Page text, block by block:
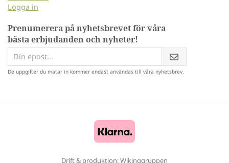
Logga in
Prenumerera på nyhetsbrevet för våra
bästa erbjudanden och nyheter!
De uppgifter du matar in kommer endast användas till våra nyhetsbrev.
Drift & produktion:Wikinggruppen